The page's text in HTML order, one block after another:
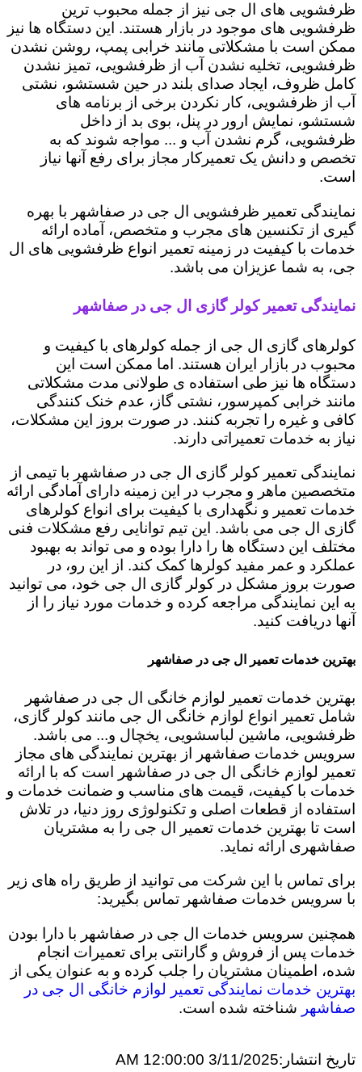
ظرفشویی های ال جی نیز از جمله محبوب ترین
ظرفشویی های موجود در بازار هستند. این دستگاه ها نیز
ممکن است با مشکلاتی مانند خرابی پمپ، روشن نشدن
ظرفشویی، تخلیه نشدن آب از ظرفشویی، تمیز نشدن
کامل ظروف، ایجاد صدای بلند در حین شستشو، نشتی
آب از ظرفشویی، کار نکردن برخی از برنامه های
شستشو، نمایش ارور در پنل، بوی بد از داخل
ظرفشویی، گرم نشدن آب و ... مواجه شوند که به
تخصص و دانش یک تعمیرکار مجاز برای رفع آنها نیاز
است.
نمایندگی تعمیر ظرفشویی ال جی در صفاشهر با بهره
گیری از تکنسین های مجرب و متخصص، آماده ارائه
خدمات با کیفیت در زمینه تعمیر انواع ظرفشویی های ال
جی، به شما عزیزان می باشد.
نمایندگی تعمیر کولر گازی ال جی در صفاشهر
کولرهای گازی ال جی از جمله کولرهای با کیفیت و
محبوب در بازار ایران هستند. اما ممکن است این
دستگاه ها نیز طی استفاده ی طولانی مدت مشکلاتی
مانند خرابی کمپرسور، نشتی گاز، عدم خنک کنندگی
کافی و غیره را تجربه کنند. در صورت بروز این مشکلات،
نیاز به خدمات تعمیراتی دارند.
نمایندگی تعمیر کولر گازی ال جی در صفاشهر با تیمی از
متخصصین ماهر و مجرب در این زمینه دارای آمادگی ارائه
خدمات تعمیر و نگهداری با کیفیت برای انواع کولرهای
گازی ال جی می باشد. این تیم توانایی رفع مشکلات فنی
مختلف این دستگاه ها را دارا بوده و می تواند به بهبود
عملکرد و عمر مفید کولرها کمک کند. از این رو، در
صورت بروز مشکل در کولر گازی ال جی خود، می توانید
به این نمایندگی مراجعه کرده و خدمات مورد نیاز را از
آنها دریافت کنید.
بهترین خدمات تعمیر ال جی در صفاشهر
بهترین خدمات تعمیر لوازم خانگی ال جی در صفاشهر
شامل تعمیر انواع لوازم خانگی ال جی مانند کولر گازی،
ظرفشویی، ماشین لباسشویی، یخچال و... می باشد.
سرویس خدمات صفاشهر از بهترین نمایندگی های مجاز
تعمیر لوازم خانگی ال جی در صفاشهر است که با ارائه
خدمات با کیفیت، قیمت های مناسب و ضمانت خدمات و
استفاده از قطعات اصلی و تکنولوژی روز دنیا، در تلاش
است تا بهترین خدمات تعمیر ال جی را به مشتریان
صفاشهری ارائه نماید.
برای تماس با این شرکت می توانید از طریق راه های زیر
با سرویس خدمات صفاشهر تماس بگیرید:
همچنین سرویس خدمات ال جی در صفاشهر با دارا بودن
خدمات پس از فروش و گارانتی برای تعمیرات انجام
شده، اطمینان مشتریان را جلب کرده و به عنوان یکی از
بهترین خدمات نمایندگی تعمیر لوازم خانگی ال جی در
صفاشهر شناخته شده است.
تاریخ انتشار:3/11/2025 12:00:00 AM